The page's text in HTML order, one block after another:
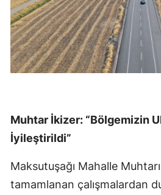
Muhtar İkizer: “Bölgemizin
İyileştirildi”
Maksutuşağı Mahalle
tamamlanan çalışmalardan